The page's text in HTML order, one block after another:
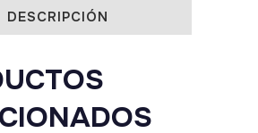
DESCRIPCIÓN